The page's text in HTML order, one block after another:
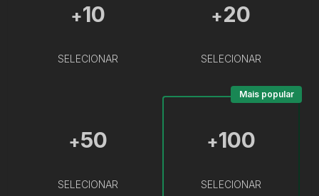
+10
SELECIONAR
+20
SELECIONAR
+50
SELECIONAR
+100
SELECIONAR
Mais popular